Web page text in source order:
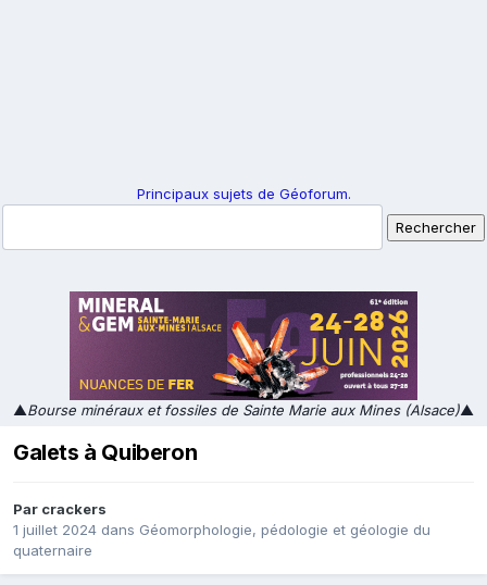
Principaux sujets de Géoforum.
▲Bourse minéraux et fossiles de Sainte Marie aux Mines (Alsace)▲
Galets à Quiberon
Par crackers
1 juillet 2024 dans Géomorphologie, pédologie et géologie du
quaternaire